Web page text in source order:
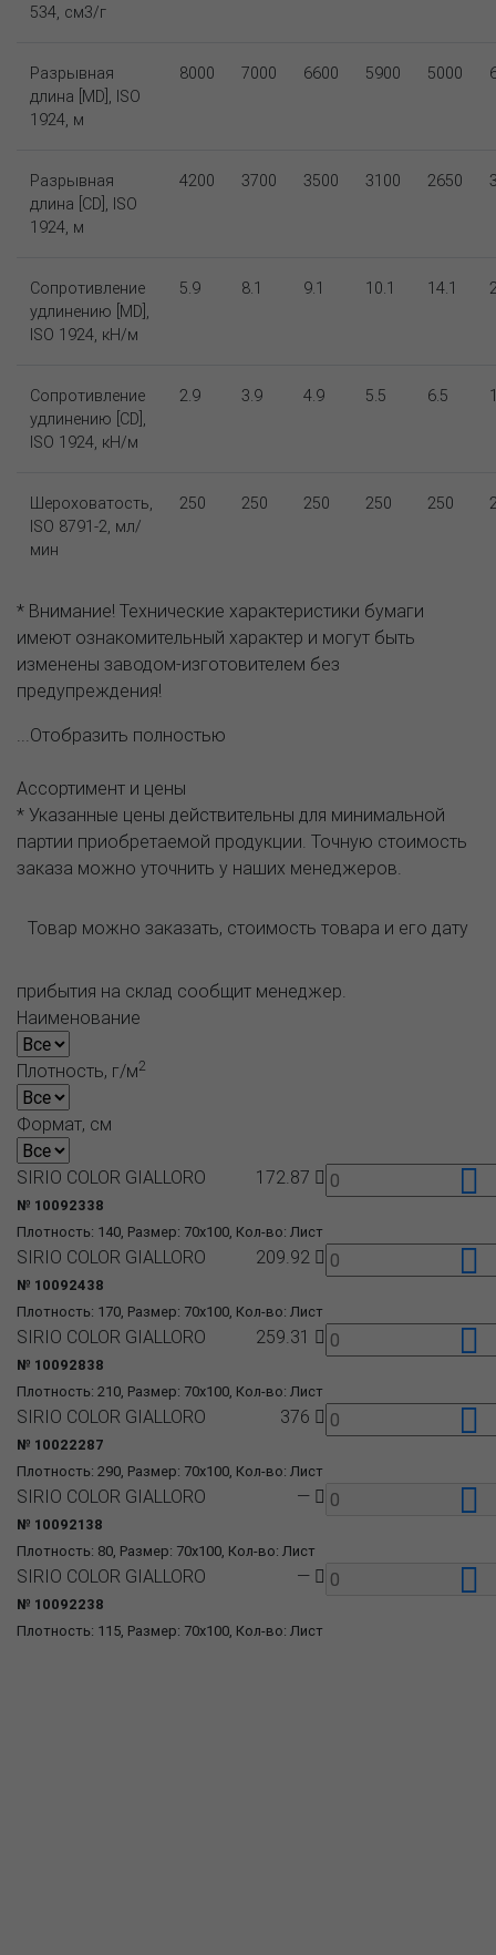
534, см3/г
Разрывная
длина [MD], ISO
1924, м
8000 7000 6600 5900 5000
Разрывная
длина [CD], ISO
1924, м
4200 3700 3500 3100 2650
Сопротивление
удлинению [MD],
ISO 1924, кН/м
5.9 8.1 9.1 10.1 14.1
Сопротивление
удлинению [CD],
ISO 1924, кН/м
2.9 3.9 4.9 5.5 6.5
Шероховатость,
ISO 8791-2, мл/
мин
250 250 250 250 250
* Внимание! Технические характеристики бумаги
имеют ознакомительный характер и могут быть
изменены заводом-изготовителем без
предупреждения!
...Отобразить полностью
Ассортимент и цены
* Указанные цены действительны для минимальной
партии приобретаемой продукции. Точную стоимость
заказа можно уточнить у наших менеджеров.
Товар можно заказать, стоимость товара и его дату
прибытия на склад сообщит менеджер.
Наименование
Плотность, г/м2
Формат, см
Плотность: 140, Размер: 70x100, Кол-во: Лист
SIRIO COLOR GIALLORO
№ 10092338
172.87
Плотность: 170, Размер: 70x100, Кол-во: Лист
SIRIO COLOR GIALLORO
№ 10092438
209.92
Плотность: 210, Размер: 70x100, Кол-во: Лист
SIRIO COLOR GIALLORO
№ 10092838
259.31
Плотность: 290, Размер: 70x100, Кол-во: Лист
SIRIO COLOR GIALLORO
№ 10022287
376
Плотность: 80, Размер: 70x100, Кол-во: Лист
SIRIO COLOR GIALLORO
№ 10092138
—
Плотность: 115, Размер: 70x100, Кол-во: Лист
SIRIO COLOR GIALLORO
№ 10092238
—